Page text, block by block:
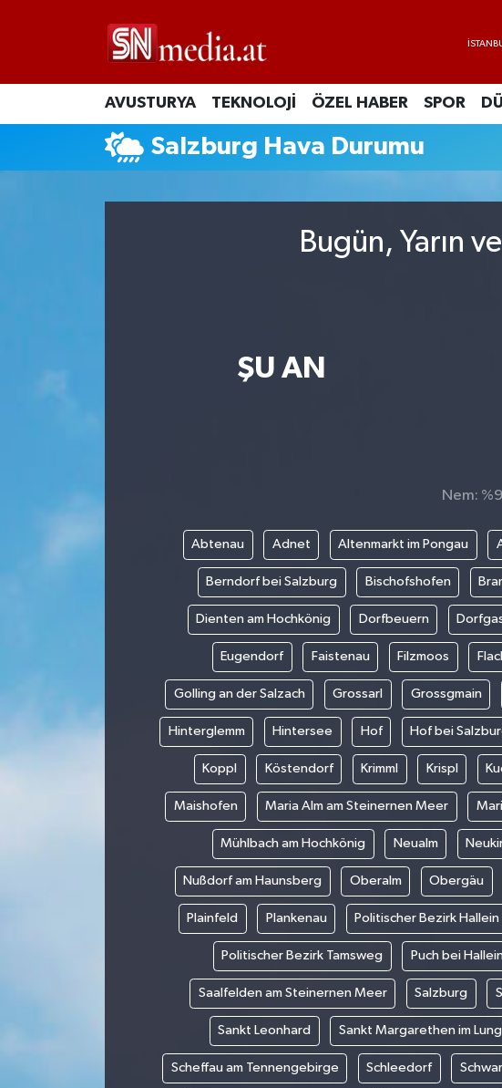
AVUSTURYA TEKNOLOJİ ÖZEL HABER SPOR
Salzburg Hava Durumu
Bugün, Yarın
ŞU AN
Nem:
Abtenau Adnet Altenmarkt im Pongau
Berndorf bei Salzburg Bischofshofen
Dienten am Hochkönig Dorfbeuern
Eugendorf Faistenau Filzmoos
Golling an der Salzach Grossarl Grossgmain
Hinterglemm Hintersee Hof Hof bei
Koppl Köstendorf Krimml Krispl
Maishofen Maria Alm am Steinernen Meer
Mühlbach am Hochkönig Neualm
Nußdorf am Haunsberg Oberalm Obergäu
Plainfeld Plankenau Politischer Bezirk Hallein
Politischer Bezirk Tamsweg Puch bei
Saalfelden am Steinernen Meer Salzburg
Sankt Leonhard Sankt Margarethen im
Scheffau am Tennengebirge Schleedorf